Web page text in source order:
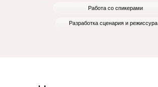
Работа со спикерами
Разработка сценария и режиссура